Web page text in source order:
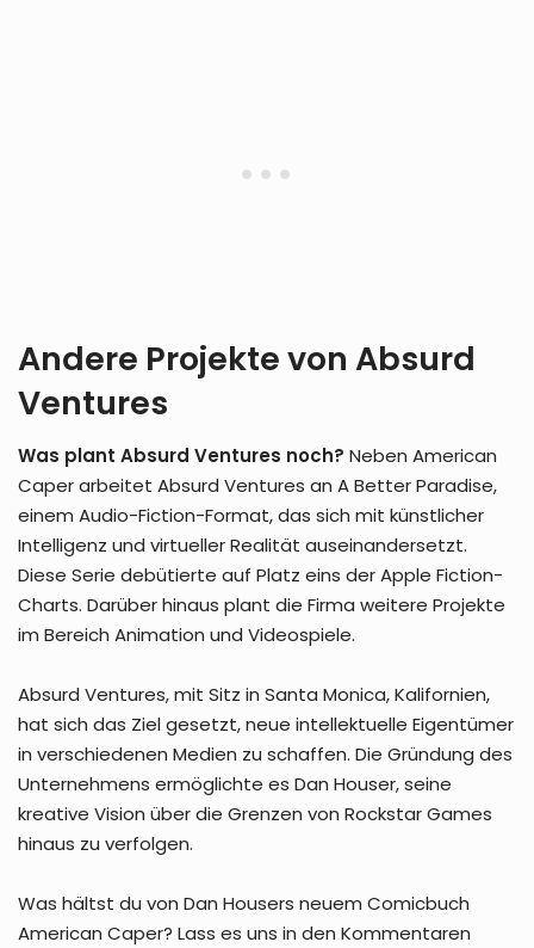
Andere Projekte von Absurd
Ventures
Was plant Absurd Ventures noch? Neben American
Caper arbeitet Absurd Ventures an A Better Paradise,
einem Audio-Fiction-Format, das sich mit künstlicher
Intelligenz und virtueller Realität auseinandersetzt.
Diese Serie debütierte auf Platz eins der Apple Fiction-
Charts. Darüber hinaus plant die Firma weitere Projekte
im Bereich Animation und Videospiele.
Absurd Ventures, mit Sitz in Santa Monica, Kalifornien,
hat sich das Ziel gesetzt, neue intellektuelle Eigentümer
in verschiedenen Medien zu schaffen. Die Gründung des
Unternehmens ermöglichte es Dan Houser, seine
kreative Vision über die Grenzen von Rockstar Games
hinaus zu verfolgen.
Was hältst du von Dan Housers neuem Comicbuch
American Caper? Lass es uns in den Kommentaren